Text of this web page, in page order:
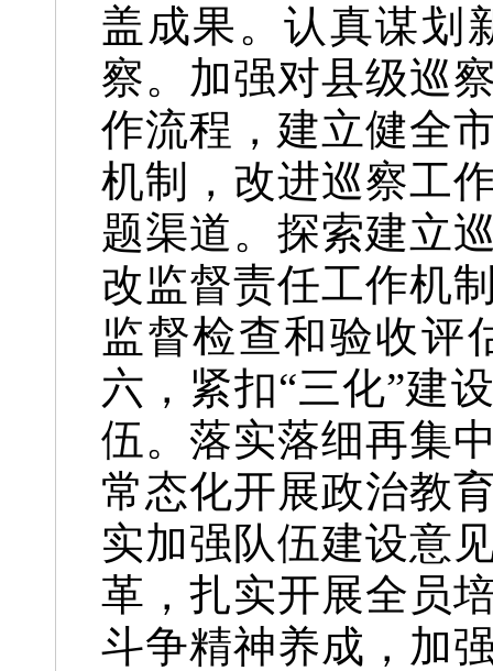
盖成果。认真谋划
察。加强对县级巡
作流程，建立健全
机制，改进巡察工
题渠道。探索建立
改监督责任工作机
监督检查和验收评
六，紧扣“三化”建
伍。落实落细再集
常态化开展政治教
实加强队伍建设意
革，扎实开展全员
斗争精神养成，加